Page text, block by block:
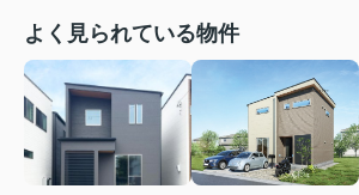
よく見られている物件